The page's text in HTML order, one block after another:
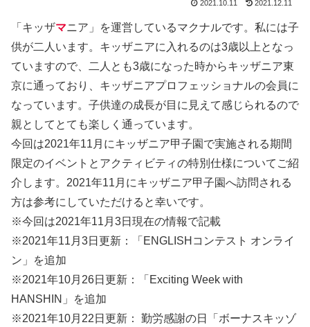
2021.10.11 2021.12.11
「キッザマニア」を運営しているマクナルです。私には子
供が二人います。キッザニアに入れるのは3歳以上となっ
ていますので、二人とも3歳になった時からキッザニア東
京に通っており、キッザニアプロフェッショナルの会員に
なっています。子供達の成長が目に見えて感じられるので
親としてとても楽しく通っています。
今回は2021年11月にキッザニア甲子園で実施される期間
限定のイベントとアクティビティの特別仕様についてご紹
介します。2021年11月にキッザニア甲子園へ訪問される
方は参考にしていただけると幸いです。
※今回は2021年11月3日現在の情報で記載
※2021年11月3日更新：「ENGLISHコンテスト オンライ
ン」を追加
※2021年10月26日更新：「Exciting Week with
HANSHIN」を追加
※2021年10月22日更新： 勤労感謝の日「ボーナスキッゾ